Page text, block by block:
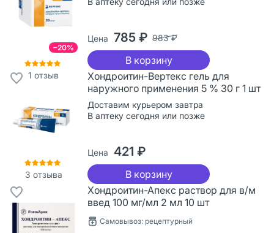
−20%
1 отзыв
Цена 785 ₽ 983 ₽
В корзину
3 отзыва
Хондроитин-Вертекс гель для
наружного применения 5 % 30 г 1 шт
Доставим курьером завтра
В аптеку сегодня или позже
Цена 421 ₽
В корзину
Хондроитин-Апекс раствор для в/м
введ 100 мг/мл 2 мл 10 шт
Самовывоз: рецептурный